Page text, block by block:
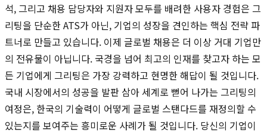
석, 그리고 채용 담당자와 지원자 모두를 배려한 사용자 경험은 그
리팅을 단순한 ATS가 아닌, 기업의 성장을 견인하는 핵심 전략 파
트너로 만들고 있습니다. 이제 글로벌 채용은 더 이상 거대 기업만
의 전유물이 아닙니다. 국경을 넘어 최고의 인재를 찾고자 하는 모
든 기업에게 그리팅은 가장 강력하고 현명한 해답이 될 것입니다.
국내 시장에서의 성공을 발판 삼아 세계로 뻗어 나가는 그리팅의
여정은, 한국의 기술력이 어떻게 글로벌 스탠다드를 재정의할 수
있는지를 보여주는 흥미로운 사례가 될 것입니다. 당신의 기업이